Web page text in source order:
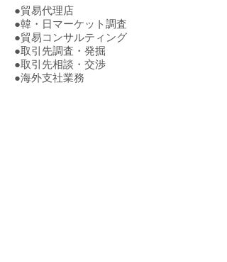
●貿易代理店
●韓・日マーケット調査
●貿易コンサルティング
●取引先調査・発掘
●取引先相談・交渉
●海外支社業務